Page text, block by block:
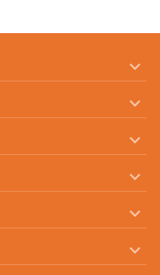





